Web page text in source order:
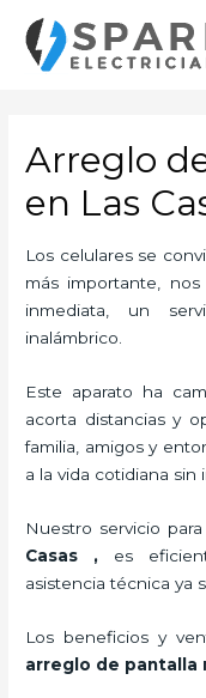
contenido
Arreglo
en Las
Los celulares se
más importante,
inmediata, un
inalámbrico.
Este aparato ha
acorta distancias y
familia, amigos y
a la vida cotidiana
Nuestro servicio para
Casas
, es
asistencia técnica ya
Los beneficios y
arreglo de pantalla